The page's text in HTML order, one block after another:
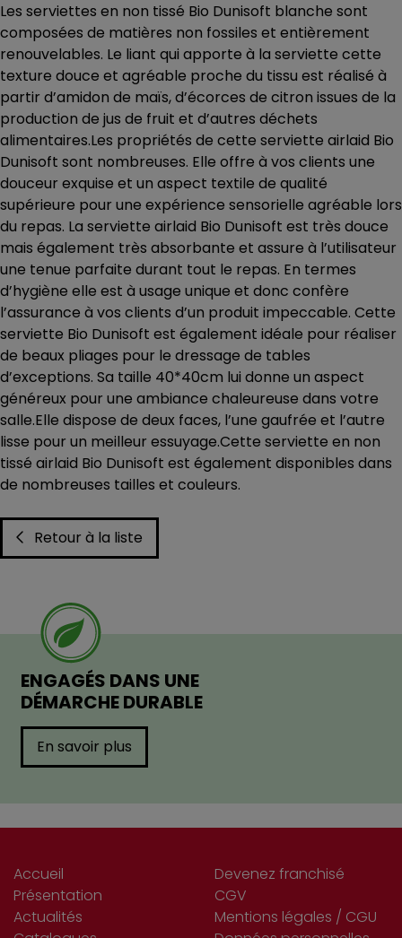
Les serviettes en non tissé Bio Dunisoft blanche sont
composées de matières non fossiles et entièrement
renouvelables. Le liant qui apporte à la serviette cette
texture douce et agréable proche du tissu est réalisé à
partir d’amidon de maïs, d’écorces de citron issues de la
production de jus de fruit et d’autres déchets
alimentaires.Les propriétés de cette serviette airlaid Bio
Dunisoft sont nombreuses. Elle offre à vos clients une
douceur exquise et un aspect textile de qualité
supérieure pour une expérience sensorielle agréable lors
du repas. La serviette airlaid Bio Dunisoft est très douce
mais également très absorbante et assure à l’utilisateur
une tenue parfaite durant tout le repas. En termes
d’hygiène elle est à usage unique et donc confère
l’assurance à vos clients d’un produit impeccable. Cette
serviette Bio Dunisoft est également idéale pour réaliser
de beaux pliages pour le dressage de tables
d’exceptions. Sa taille 40*40cm lui donne un aspect
généreux pour une ambiance chaleureuse dans votre
salle.Elle dispose de deux faces, l’une gaufrée et l’autre
lisse pour un meilleur essuyage.Cette serviette en non
tissé airlaid Bio Dunisoft est également disponibles dans
de nombreuses tailles et couleurs.
Retour à la liste
ENGAGÉS DANS UNE
DÉMARCHE DURABLE
En savoir plus
Accueil
Présentation
Actualités
Devenez franchisé
CGV
Mentions légales / CGU